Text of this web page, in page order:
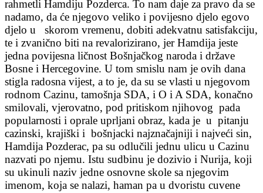
rahmetli Hamdiju Pozderca. To nam daje za pravo da se
nadamo, da će njegovo veliko i povijesno djelo egovo
djelo u skorom vremenu, dobiti adekvatnu satisfakciju,
te i zvanično biti na revalorizirano, jer Hamdija jeste
jedna povijesna ličnost Bošnjačkog naroda i države
Bosne i Hercegovine. U tom smislu nam je ovih dana
stigla radosna vijest, a to je, da su se vlasti u njegovom
rodnom Cazinu, tamošnja SDA, i O i A SDA, konačno
smilovali, vjerovatno, pod pritiskom njihovog pada
popularnosti i oprale uprljani obraz, kada je u pitanju
cazinski, krajiški i bošnjacki najznačajniji i najveći sin,
Hamdija Pozderac, pa su odlučili jednu ulicu u Cazinu
nazvati po njemu. Istu sudbinu je dozivio i Nurija, koji
su ukinuli naziv jedne osnovne skole sa njegovim
imenom, koja se nalazi, haman pa u dvoristu cuvene